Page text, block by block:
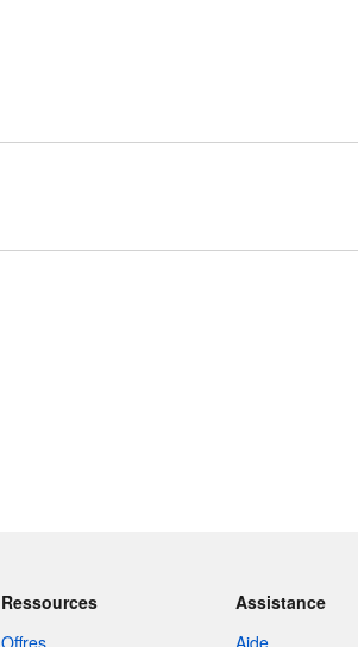
Ressources
Offres
Assistance
Aide